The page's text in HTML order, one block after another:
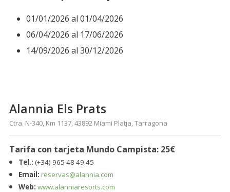
01/01/2026 al 01/04/2026
06/04/2026 al 17/06/2026
14/09/2026 al 30/12/2026
Alannia Els Prats
Ctra. N-340, Km 1137, 43892 Miami Platja, Tarragona
Tarifa con tarjeta Mundo Campista: 25€
Tel.: (+34) 965 48 49 45
Email: reservas@alannia.com
Web: www.alanniaresorts.com